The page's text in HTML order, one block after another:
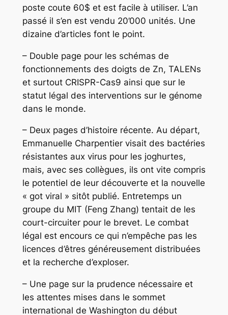
poste coute 60$ et est facile à utiliser. L’an
passé il s’en est vendu 20’000 unités. Une
dizaine d’articles font le point.
– Double page pour les schémas de
fonctionnements des doigts de Zn, TALENs
et surtout CRISPR-Cas9 ainsi que sur le
statut légal des interventions sur le génome
dans le monde.
– Deux pages d’histoire récente. Au départ,
Emmanuelle Charpentier visait des bactéries
résistantes aux virus pour les joghurtes,
mais, avec ses collègues, ils ont vite compris
le potentiel de leur découverte et la nouvelle
« got viral » sitôt publié. Entretemps un
groupe du MIT (Feng Zhang) tentait de les
court-circuiter pour le brevet. Le combat
légal est encours ce qui n’empêche pas les
licences d’êtres généreusement distribuées
et la recherche d’exploser.
– Une page sur la prudence nécessaire et
les attentes mises dans le sommet
international de Washington du début